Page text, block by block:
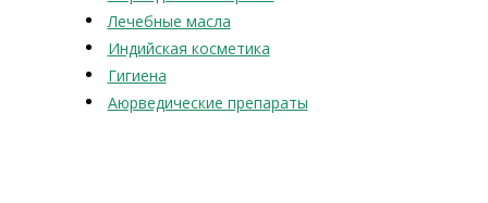
Лечебные масла
Индийская косметика
Гигиена
Аюрведические препараты